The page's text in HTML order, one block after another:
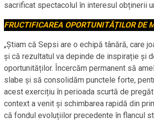
sacrificat spectacolul în interesul obținerii
FRUCTIFICAREA OPORTUNITĂȚILOR DE
„Știam că Sepsi are o echipă tânără, care
și că rezultatul va depinde de inspirație și
oportunităților. Încercăm permanent să
slabe și să consolidăm punctele forte,
acest exercițiu în perioada scurtă de
context a venit și schimbarea rapidă din
că fondul evoluțiilor precedente în flancul